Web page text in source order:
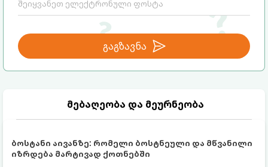
გაგზავნა
მებაღეობა და მეურნეობა
ბოსტანი აივანზე: რომელი ბოსტნეული და მწვანილი
იზრდება მარტივად ქოთნებში